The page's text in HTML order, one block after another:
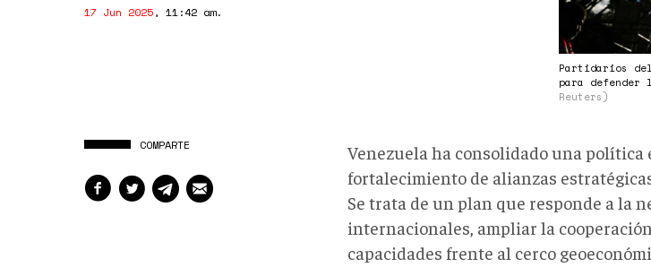
Partidarios del
para defender
Reuters)
17 Jun 2025, 11:42 am.
COMPARTE
Venezuela ha consolidado una política
fortalecimiento de alianzas
Se trata de un plan que responde a la
internacionales, ampliar la
capacidades frente al cerco